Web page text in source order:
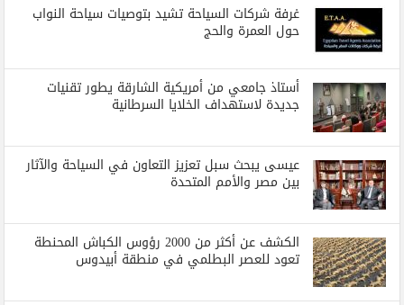
غرفة شركات السياحة تشيد بتوصيات سياحة النواب
حول العمرة والحج
أستاذ جامعي من أمريكية الشارقة يطور تقنيات
جديدة لاستهداف الخلايا السرطانية
عيسى يبحث سبل تعزيز التعاون في السياحة والآثار
بين مصر والأمم المتحدة
الكشف عن أكثر من 2000 رؤوس الكباش المحنطة
تعود للعصر البطلمي في منطقة أبيدوس